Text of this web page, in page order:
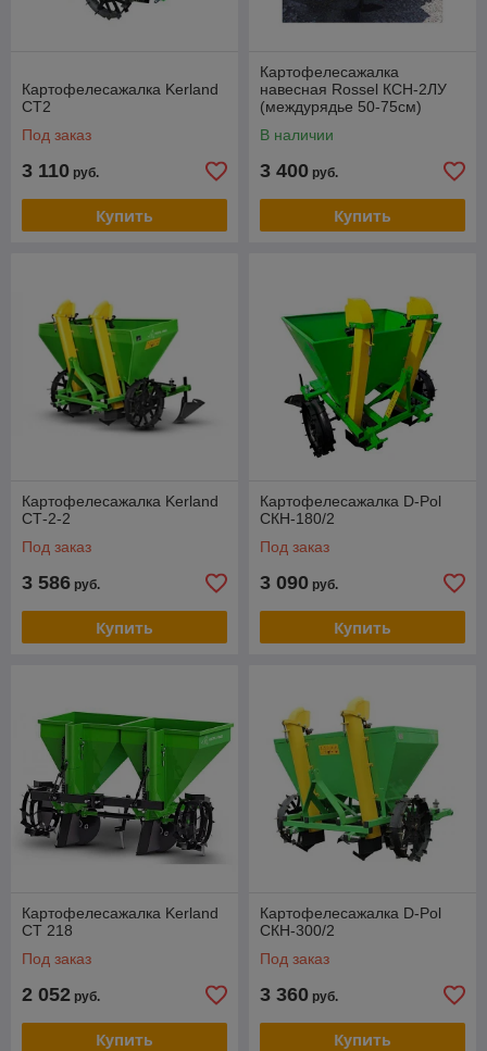
Картофелесажалка Kerland
СТ2
Под заказ
3 110 руб.
Купить
Картофелесажалка
навесная Rossel КСН-2ЛУ
(междурядье 50-75см)
В наличии
3 400 руб.
Купить
Картофелесажалка Kerland
СТ-2-2
Под заказ
3 586 руб.
Купить
Картофелесажалка D-Pol
СКН-180/2
Под заказ
3 090 руб.
Купить
Картофелесажалка Kerland
CT 218
Под заказ
2 052 руб.
Купить
Картофелесажалка D-Pol
СКН-300/2
Под заказ
3 360 руб.
Купить